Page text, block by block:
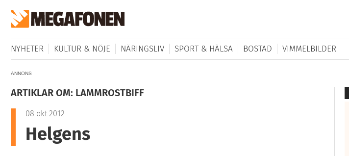
NYHETER KULTUR & NÖJE NÄRINGSLIV SPORT & HÄLSA BOSTAD VIMMELBILDER
ANNONS
ARTIKLAR OM: LAMMROSTBIFF
08 okt 2012
Helgens